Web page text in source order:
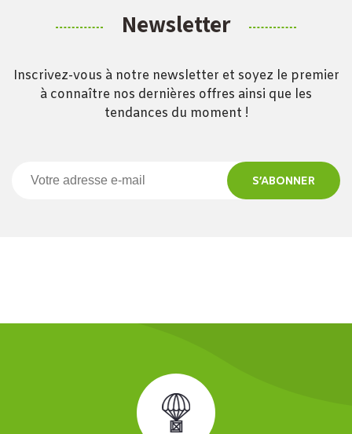
Newsletter
Inscrivez-vous à notre newsletter et soyez le premier
à connaître nos dernières offres ainsi que les
tendances du moment !
S’ABONNER